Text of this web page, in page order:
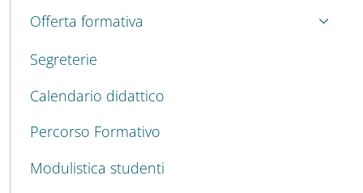
Offerta formativa
Segreterie
Calendario didattico
Percorso Formativo
Modulistica studenti